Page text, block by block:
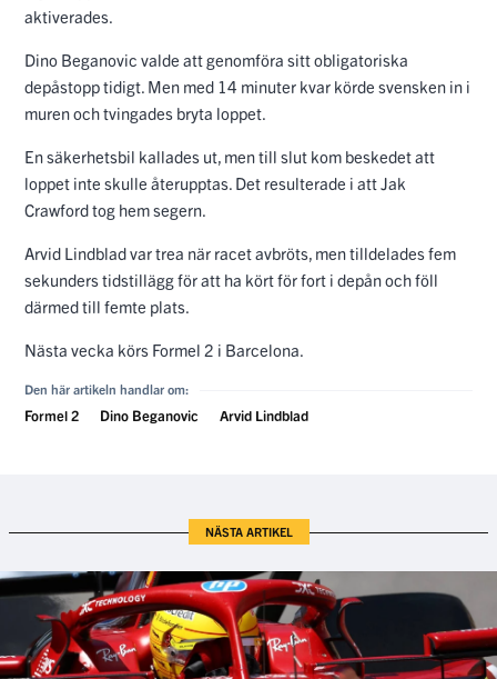
aktiverades.
Dino Beganovic valde att genomföra sitt obligatoriska
depåstopp tidigt. Men med 14 minuter kvar körde svensken in i
muren och tvingades bryta loppet.
En säkerhetsbil kallades ut, men till slut kom beskedet att
loppet inte skulle återupptas. Det resulterade i att Jak
Crawford tog hem segern.
Arvid Lindblad var trea när racet avbröts, men tilldelades fem
sekunders tidstillägg för att ha kört för fort i depån och föll
därmed till femte plats.
Nästa vecka körs Formel 2 i Barcelona.
Den här artikeln handlar om:
Formel 2 Dino Beganovic Arvid Lindblad
NÄSTA ARTIKEL